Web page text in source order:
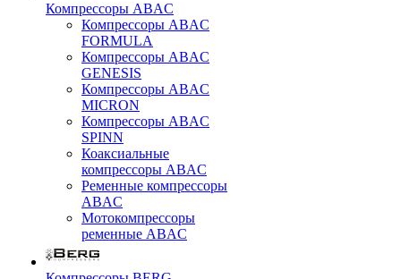
Компрессоры ABAC
Компрессоры ABAC
FORMULA
Компрессоры ABAC
GENESIS
Компрессоры ABAC
MICRON
Компрессоры ABAC
SPINN
Коаксиальные
компрессоры ABAC
Ременные компрессоры
ABAC
Мотокомпрессоры
ременные ABAC